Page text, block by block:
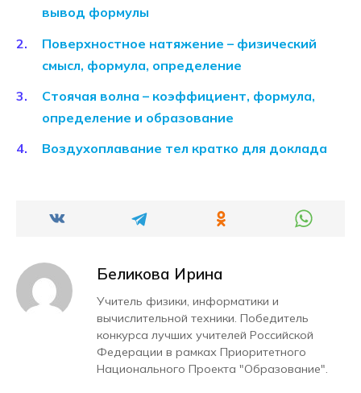
вывод формулы
Поверхностное натяжение – физический
смысл, формула, определение
Стоячая волна – коэффициент, формула,
определение и образование
Воздухоплавание тел кратко для доклада
Беликова Ирина
Учитель физики, информатики и
вычислительной техники. Победитель
конкурса лучших учителей Российской
Федерации в рамках Приоритетного
Национального Проекта "Образование".